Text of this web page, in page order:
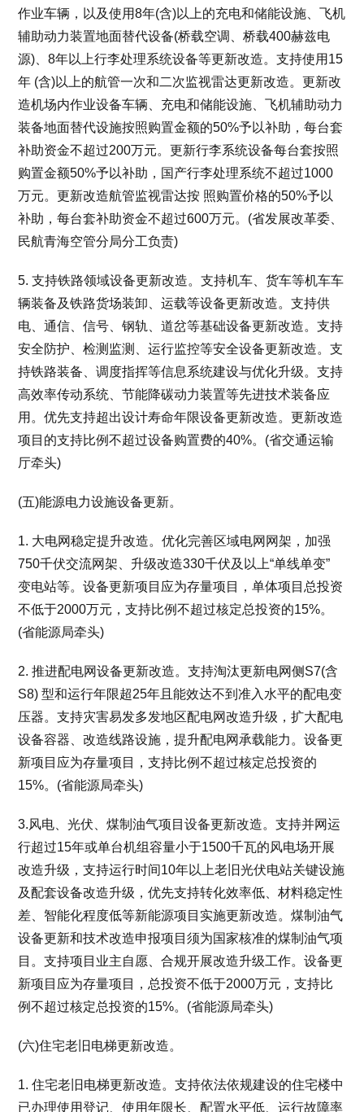
作业车辆，以及使用8年(含)以上的充电和储能设施、飞机
辅助动力装置地面替代设备(桥载空调、桥载400赫兹电
源)、8年以上行李处理系统设备等更新改造。支持使用15
年 (含)以上的航管一次和二次监视雷达更新改造。更新改
造机场内作业设备车辆、充电和储能设施、飞机辅助动力
装备地面替代设施按照购置金额的50%予以补助，每台套
补助资金不超过200万元。更新行李系统设备每台套按照
购置金额50%予以补助，国产行李处理系统不超过1000
万元。更新改造航管监视雷达按 照购置价格的50%予以
补助，每台套补助资金不超过600万元。(省发展改革委、
民航青海空管分局分工负责)
5. 支持铁路领域设备更新改造。支持机车、货车等机车车
辆装备及铁路货场装卸、运载等设备更新改造。支持供
电、通信、信号、钢轨、道岔等基础设备更新改造。支持
安全防护、检测监测、运行监控等安全设备更新改造。支
持铁路装备、调度指挥等信息系统建设与优化升级。支持
高效率传动系统、节能降碳动力装置等先进技术装备应
用。优先支持超出设计寿命年限设备更新改造。更新改造
项目的支持比例不超过设备购置费的40%。(省交通运输
厅牵头)
(五)能源电力设施设备更新。
1. 大电网稳定提升改造。优化完善区域电网网架，加强
750千伏交流网架、升级改造330千伏及以上“单线单变”
变电站等。设备更新项目应为存量项目，单体项目总投资
不低于2000万元，支持比例不超过核定总投资的15%。
(省能源局牵头)
2. 推进配电网设备更新改造。支持淘汰更新电网侧S7(含
S8) 型和运行年限超25年且能效达不到准入水平的配电变
压器。支持灾害易发多发地区配电网改造升级，扩大配电
设备容器、改造线路设施，提升配电网承载能力。设备更
新项目应为存量项目，支持比例不超过核定总投资的
15%。(省能源局牵头)
3.风电、光伏、煤制油气项目设备更新改造。支持并网运
行超过15年或单台机组容量小于1500千瓦的风电场开展
改造升级，支持运行时间10年以上老旧光伏电站关键设施
及配套设备改造升级，优先支持转化效率低、材料稳定性
差、智能化程度低等新能源项目实施更新改造。煤制油气
设备更新和技术改造申报项目须为国家核准的煤制油气项
目。支持项目业主自愿、合规开展改造升级工作。设备更
新项目应为存量项目，总投资不低于2000万元，支持比
例不超过核定总投资的15%。(省能源局牵头)
(六)住宅老旧电梯更新改造。
1. 住宅老旧电梯更新改造。支持依法依规建设的住宅楼中
已办理使用登记、使用年限长、配置水平低、运行故障率